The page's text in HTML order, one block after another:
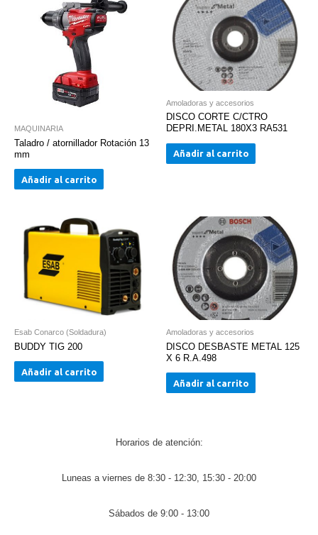
MAQUINARIA
Taladro / atornillador Rotación 13
mm
Añadir al carrito
Amoladoras y accesorios
DISCO CORTE C/CTRO
DEPRI.METAL 180X3 RA531
Añadir al carrito
Esab Conarco (Soldadura)
BUDDY TIG 200
Añadir al carrito
Amoladoras y accesorios
DISCO DESBASTE METAL 125
X 6 R.A.498
Añadir al carrito
Horarios de atención:
Luneas a viernes de 8:30 - 12:30, 15:30 - 20:00
Sábados de 9:00 - 13:00